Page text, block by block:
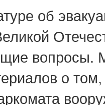
об
вопросы.
о